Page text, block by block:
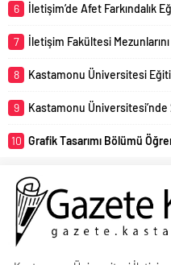
6 İletişim’de Afet Farkındalık
7 İletişim Fakültesi
8 Kastamonu Üniversitesi Eğitim
9 Kastamonu Üniversitesi’nde
10 Grafik Tasarımı Bölümü Öğrencileri